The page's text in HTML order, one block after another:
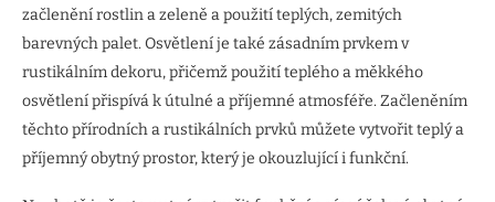
začlenění rostlin a zeleně a použití teplých, zemitých
barevných palet. Osvětlení je také zásadním prvkem v
rustikálním dekoru, přičemž použití teplého a měkkého
osvětlení přispívá k útulné a příjemné atmosféře. Začleněním
těchto přírodních a rustikálních prvků můžete vytvořit teplý a
příjemný obytný prostor, který je okouzlující i funkční.